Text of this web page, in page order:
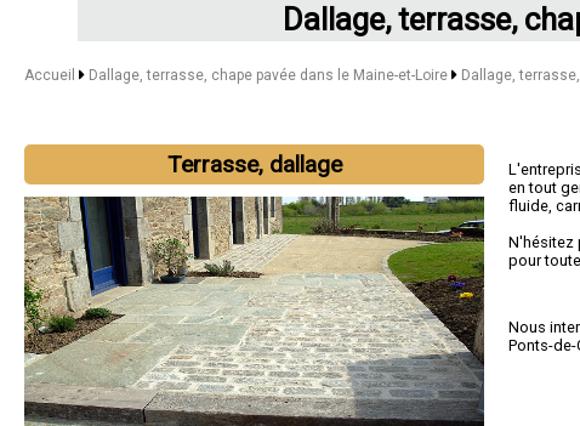
Dallage, terrasse,
Accueil Dallage, terrasse, chape pavée dans le Maine-et-Loire Dallage,
Terrasse, dallage
en tout
fluide,
N'hésitez
pour
Nous
Ponts-de-